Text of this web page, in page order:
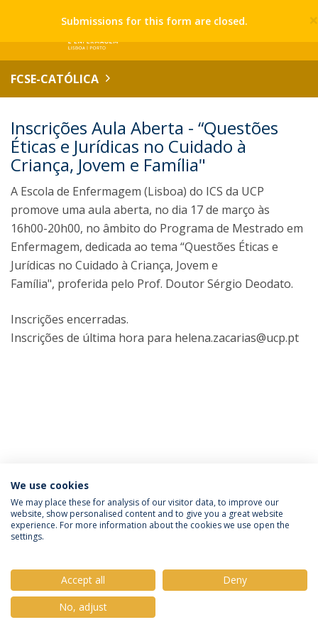
×
Submissions for this form are closed.
FCSE-CATÓLICA
Inscrições Aula Aberta - “Questões
Éticas e Jurídicas no Cuidado à
Criança, Jovem e Família"
A Escola de Enfermagem (Lisboa) do ICS da UCP
promove uma aula aberta, no dia 17 de março às
16h00-20h00, no âmbito do Programa de Mestrado em
Enfermagem, dedicada ao tema “Questões Éticas e
Jurídicas no Cuidado à Criança, Jovem e
Família", proferida pelo Prof. Doutor Sérgio Deodato.
Inscrições encerradas.
Inscrições de última hora para helena.zacarias@ucp.pt
Política de Privacidade
Termos e Condições
Direitos do Titular dos Dados
© 2026 Universidade Católica Portuguesa
We use cookies
We may place these for analysis of our visitor data, to improve our
website, show personalised content and to give you a great website
experience. For more information about the cookies we use open the
settings.
Accept all
Deny
No, adjust